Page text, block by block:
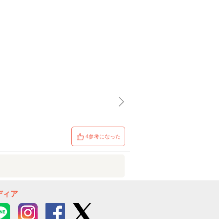
4参考になった
ィア